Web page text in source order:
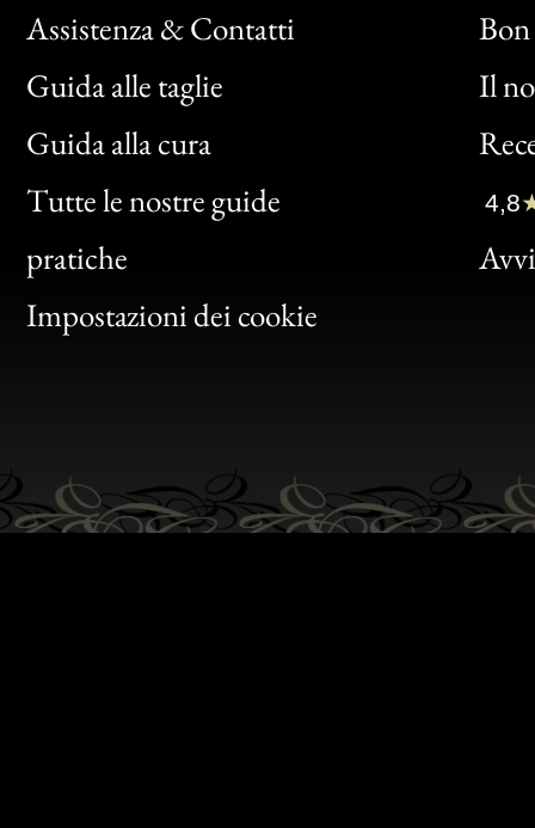
Assistenza & Contatti
Guida alle taglie
Guida alla cura
Tutte le nostre guide
pratiche
Impostazioni dei cookie
Il
Bon
Clic
Bon
4,8